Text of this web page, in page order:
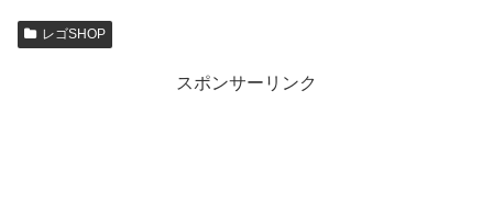
レゴSHOP
スポンサーリンク